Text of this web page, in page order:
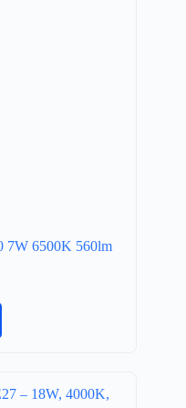
7W 6500K 560lm